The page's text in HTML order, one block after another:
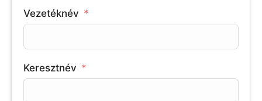
Vezetéknév
Keresztnév